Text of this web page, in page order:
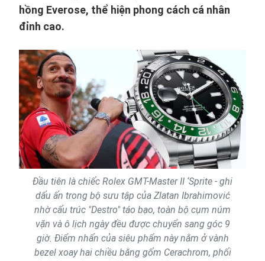
hồng Everose, thể hiện phong cách cá nhân
đỉnh cao.
Đầu tiên là chiếc Rolex GMT-Master II ‘Sprite - ghi
dấu ấn trong bộ sưu tập của Zlatan Ibrahimović
nhờ cấu trúc "Destro" táo bạo, toàn bộ cụm núm
vặn và ô lịch ngày đều được chuyển sang góc 9
giờ. Điểm nhấn của siêu phẩm này nằm ở vành
bezel xoay hai chiều bằng gốm Cerachrom, phối